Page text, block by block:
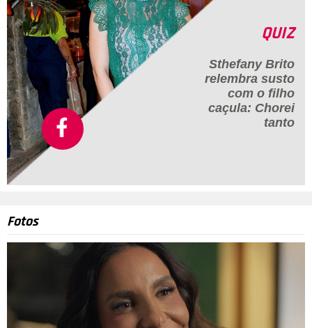
QUIZ
Sthefany Brito
relembra susto
com o filho
caçula: Chorei
tanto
Fotos